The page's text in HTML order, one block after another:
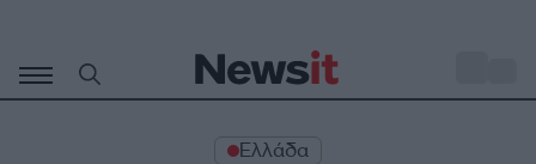
περιεχόμενο
Ελλάδα